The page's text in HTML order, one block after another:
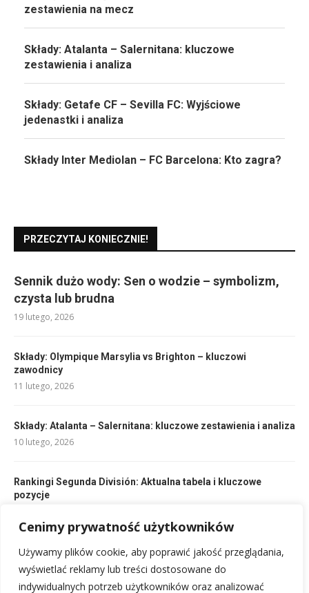
Cenimy prywatność użytkowników
Używamy plików cookie, aby poprawić jakość przeglądania,
wyświetlać reklamy lub treści dostosowane do
indywidualnych potrzeb użytkowników oraz analizować
zestawienia na mecz
Składy: Atalanta – Salernitana: kluczowe
zestawienia i analiza
Składy: Getafe CF – Sevilla FC: Wyjściowe
jedenastki i analiza
Składy Inter Mediolan – FC Barcelona: Kto zagra?
PRZECZYTAJ KONIECZNIE!
Sennik dużo wody: Sen o wodzie – symbolizm,
czysta lub brudna
19 lutego, 2026
Składy: Olympique Marsylia vs Brighton – kluczowi
zawodnicy
11 lutego, 2026
Składy: Atalanta – Salernitana: kluczowe zestawienia i analiza
10 lutego, 2026
Rankingi Segunda División: Aktualna tabela i kluczowe
pozycje
Reprezentacja Brazylii w piłce siatkowej mężczyzn: historia i
sukcesy
15 lutego, 2026